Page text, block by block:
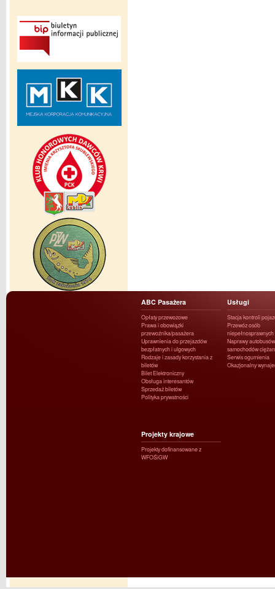
ABC Pasażera
Opłaty przewozowe
Prawa i obowiązki
przewoźnika/pasażera
Uprawnienia do przejazdów
bezpłatnych i ulgowych
Rodzaje i zasady korzystania z
biletów
Bilet Elektroniczny
Obsługa interesantów
Sprzedaż biletów
Polityka prywatności
Usługi
Stacja kontroli
Przewóz osób
niepełnosprawnych
Naprawy
samochodów
Serwis ogumienia
Okazjonalny
Projekty krajowe
Projekty dofinansowane z
WFOŚiGW